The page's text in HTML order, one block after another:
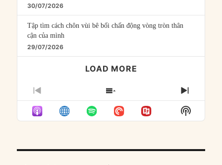
30/07/2026
Tập tìm cách chôn vùi bê bối chấn động vòng tròn thân
cận của mình
29/07/2026
LOAD MORE
PREVIOUS
EPISODE
SHOW
EPISODES
LIST
NEXT
Show
Podcast